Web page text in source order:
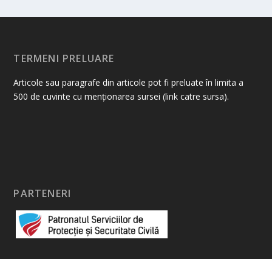
TERMENI PRELUARE
Articole sau paragrafe din articole pot fi preluate în limita a
500 de cuvinte cu menționarea sursei (link catre sursa).
PARTENERI